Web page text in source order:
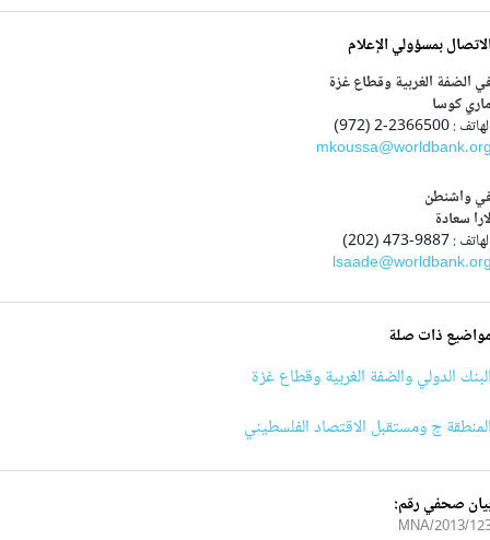
بمسؤولي الإعلام
الضفة الغربية وقطاع غزة
كوسا
: 2366500-2 (972)
واشنطن
سعادة
: 9887-473 (202)
ذات صلة
الدولي والضفة الغربية وقطاع غزة
ج ومستقبل الاقتصاد الفلسطيني
صحفي رقم:
2013/123/